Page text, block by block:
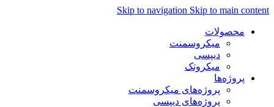
Skip to navigation Skip to main content
محصولات
میکروسمنت
دیپسی
میکروتک
پروژه‌ها
پروژه‌های میکروسمنت
پروژه‌های دیپسی